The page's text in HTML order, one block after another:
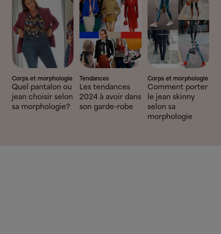
Corps et morphologie
Quel pantalon ou
jean choisir selon
sa morphologie?
Tendances
Les tendances
2024 à avoir dans
son garde-robe
Corps et morphologie
Comment porter
le jean skinny
selon sa
morphologie